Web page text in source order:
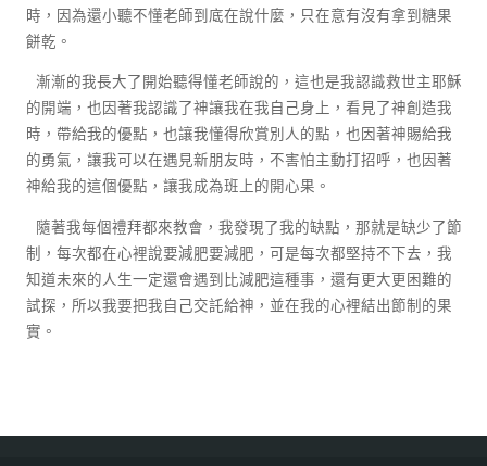
時，因為還小聽不懂老師到底在說什麼，只在意有沒有拿到糖果
餅乾。
漸漸的我長大了開始聽得懂老師說的，這也是我認識救世主耶穌
的開端，也因著我認識了神讓我在我自己身上，看見了神創造我
時，帶給我的優點，也讓我懂得欣賞別人的點，也因著神賜給我
的勇氣，讓我可以在遇見新朋友時，不害怕主動打招呼，也因著
神給我的這個優點，讓我成為班上的開心果。
隨著我每個禮拜都來教會，我發現了我的缺點，那就是缺少了節
制，每次都在心裡說要減肥要減肥，可是每次都堅持不下去，我
知道未來的人生一定還會遇到比減肥這種事，還有更大更困難的
試探，所以我要把我自己交託給神，並在我的心裡結出節制的果
實。